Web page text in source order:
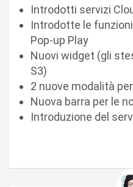
Introdotti servizi
Introdotte le
Pop-up Play
Nuovi widget (gli
S3)
2 nuove modalità
Nuova barra per le
Introduzione del